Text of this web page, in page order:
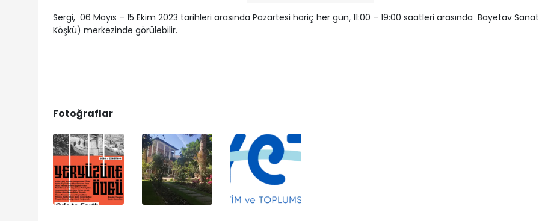
Sergi, 06 Mayıs – 15 Ekim 2023 tarihleri arasında Pazartesi hariç her gün, 11:00 – 19:00 saatleri arasında Bayetav
Köşkü) merkezinde görülebilir.
Fotoğraflar